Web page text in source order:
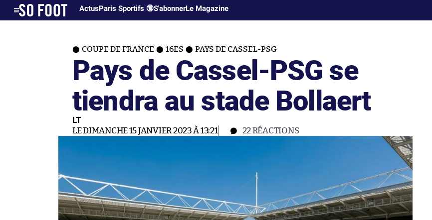
ActusParis Sportifs 🔞S'abonnerLe Magazine
COUPE DE FRANCE 16ES PAYS DE CASSEL-PSG
Pays de Cassel-PSG se
tiendra au stade Bollaert
LT
LE DIMANCHE 15 JANVIER 2023 À 13:21 22RÉACTIONS